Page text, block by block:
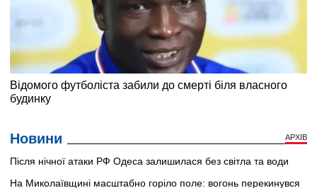
Новини АРХІВ
Після нічної атаки РФ Одеса залишилася без світла та води
На Миколаївщині масштабно горіло поле: вогонь перекинувся